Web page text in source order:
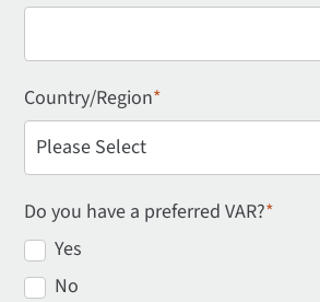
Country/Region*
Do you have a preferred VAR?*
Yes
No